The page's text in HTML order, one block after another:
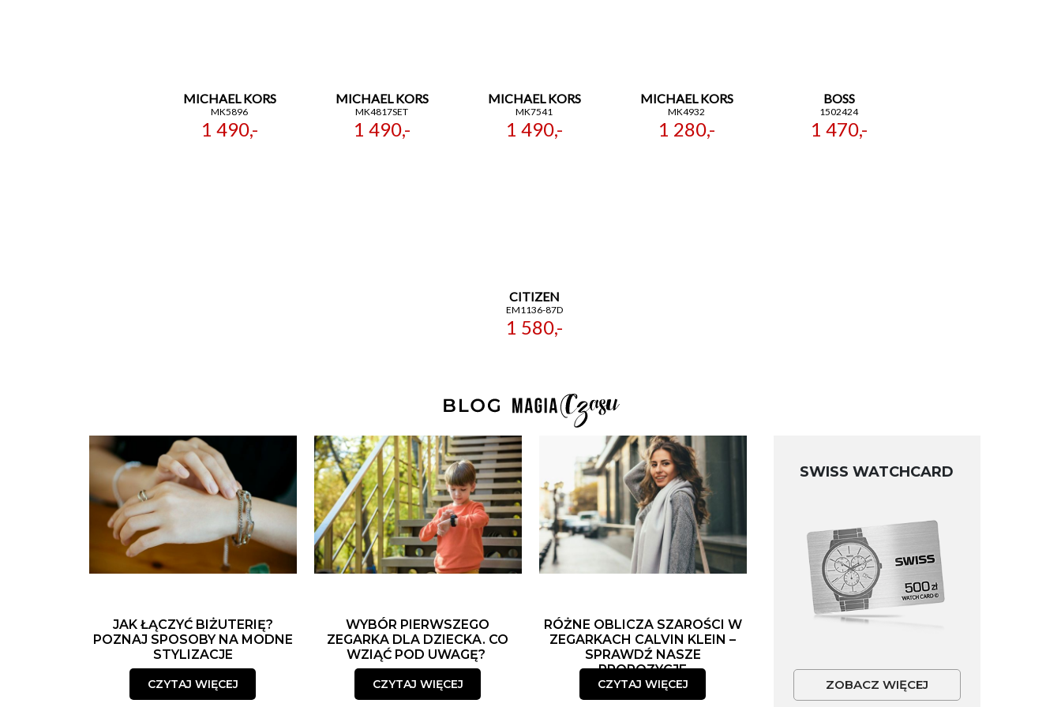
MICHAEL KORS
MK5896
1 490,-
MICHAEL KORS
MK4817SET
1 490,-
MICHAEL KORS
MK7541
1 490,-
MICHAEL KORS
MK4932
1 280,-
BOSS
1502424
1 470,-
CITIZEN
EM1136-87D
1 580,-
JAK ŁĄCZYĆ BIŻUTERIĘ?
POZNAJ SPOSOBY NA MODNE
STYLIZACJE
CZYTAJ WIĘCEJ
WYBÓR PIERWSZEGO
ZEGARKA DLA DZIECKA. CO
WZIĄĆ POD UWAGĘ?
CZYTAJ WIĘCEJ
RÓŻNE OBLICZA SZAROŚCI W
ZEGARKACH CALVIN KLEIN –
SPRAWDŹ NASZE
PROPOZYCJE
CZYTAJ WIĘCEJ
SWISS WATCHCARD
ZOBACZ WIĘCEJ